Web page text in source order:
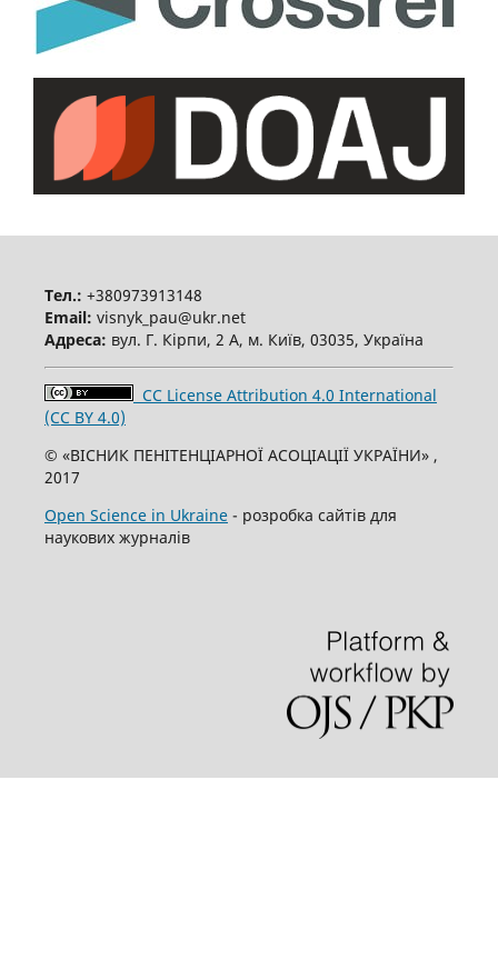
Тел.: +380973913148
Email: visnyk_pau@ukr.net
Адреса: вул. Г. Кірпи, 2 А, м. Київ, 03035, Україна
CC License Attribution 4.0 International
(CC BY 4.0)
© «ВІСНИК ПЕНІТЕНЦІАРНОЇ АСОЦІАЦІЇ УКРАЇНИ» ,
2017
Open Science in Ukraine- розробка сайтів для
наукових журналів